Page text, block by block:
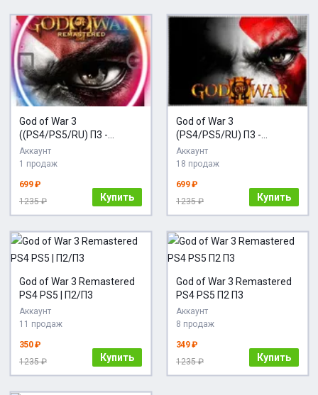
God of War 3
((PS4/PS5/RU) П3 -
Активация
Аккаунт
1 продаж
699 ₽
1235 ₽
Купить
God of War 3
(PS4/PS5/RU) П3 -
Активация
Аккаунт
18 продаж
699 ₽
1235 ₽
Купить
God of War 3 Remastered
PS4 PS5 | П2/П3
Аккаунт
11 продаж
350 ₽
1235 ₽
Купить
God of War 3 Remastered
PS4 PS5 П2 П3
Аккаунт
8 продаж
349 ₽
1235 ₽
Купить